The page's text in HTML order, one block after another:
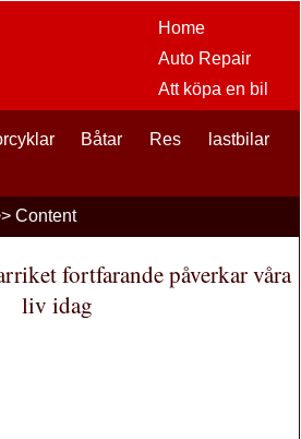
Home
Auto Repair
Att köpa en bil
eftermarknaden
Finansiering
Båtar Res lastbilar
Content
fortfarande påverkar våra
liv idag